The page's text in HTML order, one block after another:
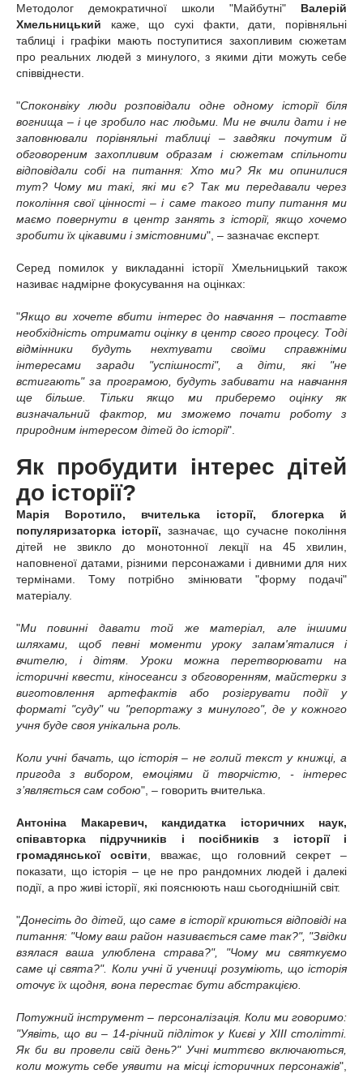
Методолог демократичної школи "Майбутні" Валерій
Хмельницький
каже, що
сухі факти, дати, порівняльні
таблиці і графіки мають поступитися захопливим сюжетам
про реальних людей з минулого, з якими діти можуть себе
співвіднести.
"Споконвіку люди розповідали одне одному історії біля
вогнища – і це зробило нас людьми. Ми не вчили дати і не
заповнювали порівняльні таблиці – завдяки почутим й
обговореним захопливим образам і сюжетам спільноти
відповідали собі на питання: Хто ми? Як ми опинилися
тут? Чому ми такі, які ми є? Так ми передавали через
покоління свої цінності – і саме такого типу питання ми
маємо повернути в центр занять з історії, якщо хочемо
зробити їх цікавими і змістовними", – зазначає експерт.
Серед помилок у викладанні історії Хмельницький також
називає надмірне фокусування на оцінках:
"Якщо ви хочете вбити інтерес до навчання – поставте
необхідність отримати оцінку в центр свого процесу. Тоді
відмінники будуть нехтувати своїми справжніми
інтересами заради "успішності", а діти, які "не
встигають" за програмою, будуть забивати на навчання
ще більше. Тільки якщо ми приберемо оцінку як
визначальний фактор, ми зможемо почати роботу з
природним інтересом дітей до історії".
Як пробудити інтерес дітей
до історії?
Марія Воротило, вчителька історії, блогерка й
популяризаторка історії, зазначає, що сучасне покоління
дітей не звикло до монотонної лекції на 45 хвилин,
наповненої датами, різними персонажами і дивними для них
термінами. Тому потрібно змінювати "форму подачі"
матеріалу.
"Ми повинні давати той же матеріал, але іншими
шляхами, щоб певні моменти уроку запам'яталися і
вчителю, і дітям. Уроки можна перетворювати на
історичні квести, кіносеанси з обговоренням, майстерки з
виготовлення артефактів або розігрувати події у
форматі "суду" чи "репортажу з минулого", де у кожного
учня буде своя унікальна роль.
Коли учні бачать, що історія – не голий текст у книжці, а
пригода з вибором, емоціями й творчістю, - інтерес
з’являється сам собою", – говорить вчителька.
Антоніна Макаревич, кандидатка історичних наук,
співавторка підручників і посібників з історії і
громадянської освіти , вважає, що головний секрет –
показати, що історія – це не про рандомних людей і далекі
події, а про живі історії, які пояснюють наш сьогоднішній світ.
"Донесіть до дітей, що саме в історії криються відповіді на
питання: "Чому ваш район називається саме так?", "Звідки
взялася ваша улюблена страва?", "Чому ми святкуємо
саме ці свята?". Коли учні й учениці розуміють, що історія
оточує їх щодня, вона перестає бути абстракцією.
Потужний інструмент – персоналізація. Коли ми говоримо:
"Уявіть, що ви – 14-річний підліток у Києві у XIII столітті.
Як би ви провели свій день?" Учні миттєво включаються,
коли можуть себе уявити на місці історичних персонажів",